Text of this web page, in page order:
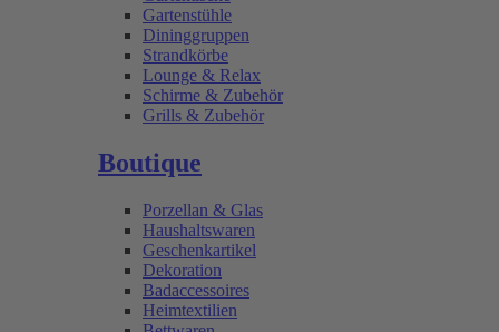
Gartenstühle
Dininggruppen
Strandkörbe
Lounge & Relax
Schirme & Zubehör
Grills & Zubehör
Boutique
Porzellan & Glas
Haushaltswaren
Geschenkartikel
Dekoration
Badaccessoires
Heimtextilien